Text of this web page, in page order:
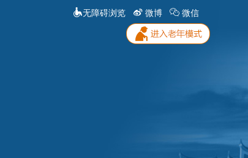
无障碍浏览 微博 微信